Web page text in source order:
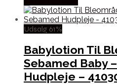
Udsalg 61%
Babylotion Til
Sebamed Baby
Hudpleje –